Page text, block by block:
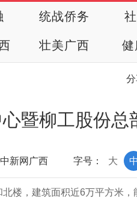
统战侨务
壮美广西 健
分
暨柳工股份总
新网广西 字号： 中
大
楼，建筑面积近6万平方米